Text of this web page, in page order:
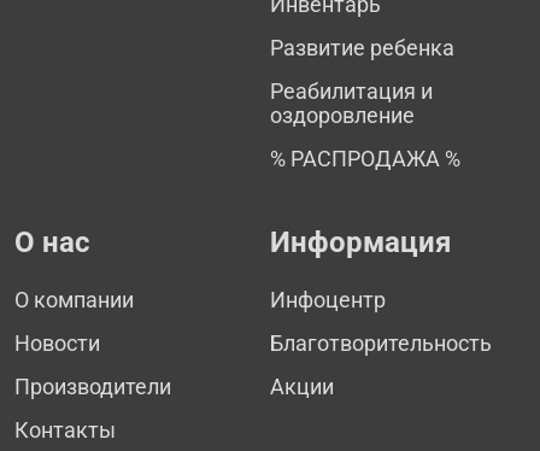
Развитие ребенка
Реабилитация и
оздоровление
% РАСПРОДАЖА %
О нас
О компании
Новости
Производители
Контакты
Информация
Инфоцентр
Благотворительность
Акции